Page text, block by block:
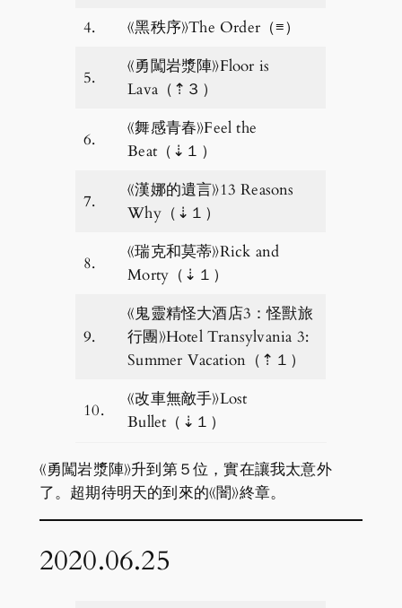
4.
《黑秩序》The Order（≡）
5.
《勇闖岩漿陣》Floor is
Lava（⇡３）
6.
《舞感青春》Feel the
Beat（⇣１）
7.
《漢娜的遺言》13 Reasons
Why（⇣１）
8.
《瑞克和莫蒂》Rick and
Morty（⇣１）
9.
《鬼靈精怪大酒店3：怪獸旅
行團》Hotel Transylvania 3:
Summer Vacation（⇡１）
10.
《改車無敵手》Lost
Bullet（⇣１）
《勇闖岩漿陣》升到第５位，實在讓我太意外
了。超期待明天的到來的《闇》終章。
2020.06.25